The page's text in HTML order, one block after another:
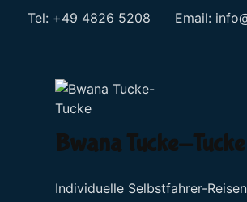
Tel: +49 4826 5208 Email:
Bwana Tucke-Tucke
Individuelle Selbstfahrer-